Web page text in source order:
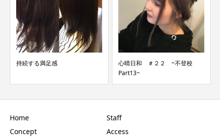
持続する満足感
心晴日和 ＃２２ ~不登校
Part13~
Home
Concept
Staff
Access